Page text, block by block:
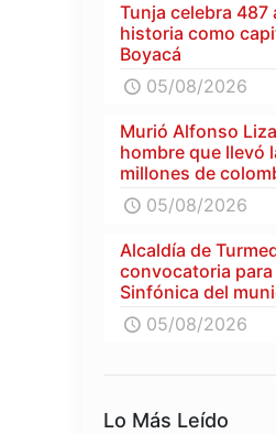
Tunja celebra 487
historia como
Boyacá
05/08/2026
Murió Alfonso
hombre que llevó
millones de
05/08/2026
Alcaldía de
convocatoria para
Sinfónica del
05/08/2026
Lo Más Leído